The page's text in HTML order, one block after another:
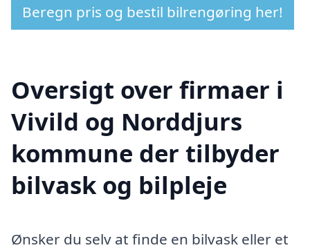
Beregn pris og bestil bilrengøring her!
Oversigt over firmaer i
Vivild og Norddjurs
kommune der tilbyder
bilvask og bilpleje
Ønsker du selv at finde en bilvask eller et